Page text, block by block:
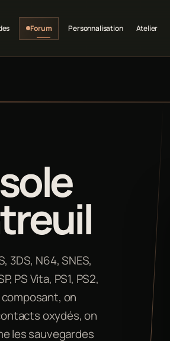
Forum Personnalisation Atelier
3DS, N64, SNES,
PS Vita, PS1, PS2,
on
oxydés, on
les sauvegardes